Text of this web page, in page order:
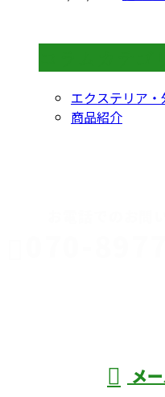
エクステリア
商品紹介
メ